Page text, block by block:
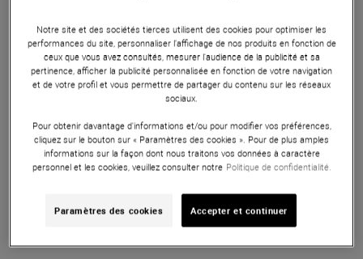
Capsules pour microphones
MiproMU-80A
En Stock
199 €
Divers accessoires micros
MiproRH77A Lot de 10 bagues
d'identification colorées
Notre site et des sociétés tierces utilisent des cookies pour optimiser les
performances du site, personnaliser l’affichage de nos produits en fonction de
ceux que vous avez consultés, mesurer l'audience de la publicité et sa
pertinence, afficher la publicité personnalisée en fonction de votre navigation
et de votre profil et vous permettre de partager du contenu sur les réseaux
sociaux.
Pour obtenir davantage d'informations et/ou pour modifier vos préférences,
cliquez sur le bouton sur « Paramètres des cookies ». Pour de plus amples
informations sur la façon dont nous traitons vos données à caractère
personnel et les cookies, veuillez consulter notre Politique de confidentialité.
Paramètres des cookies Accepter et continuer